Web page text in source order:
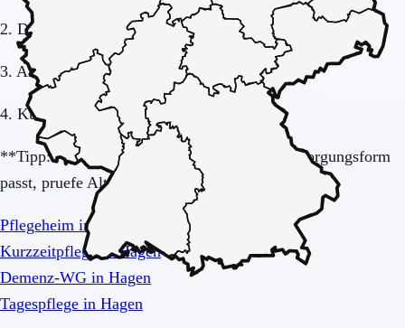
2. Demenz: Orientierung und Sicherheit.
3. Angehörige berufstätig – Entlastung nötig.
4. Kurzzeitpflege als Überbrückung.
**Tipp:** Wenn du unsicher bist, welche Versorgungsform
passt, pruefe Alternativen in Hagen:
Pflegeheim in Hagen
Kurzzeitpflege in Hagen
Demenz-WG in Hagen
Tagespflege in Hagen